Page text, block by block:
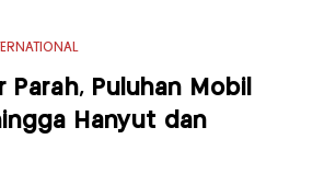
Parah, Puluhan Mobil
Hanyut dan